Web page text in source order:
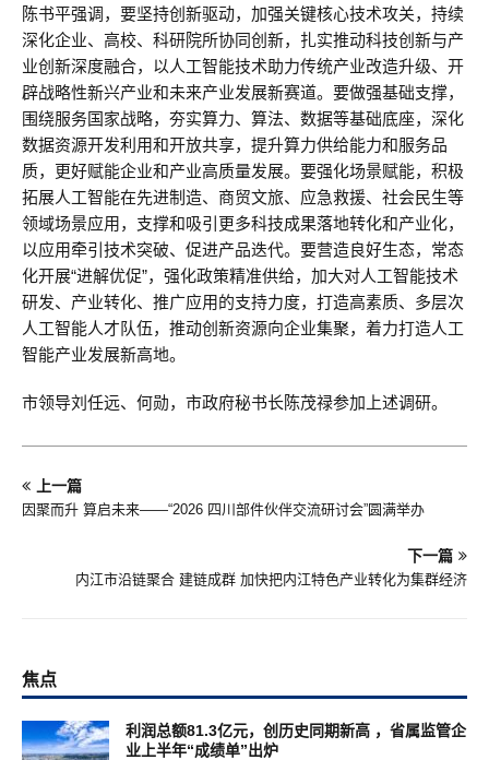
陈书平强调，要坚持创新驱动，加强关键核心技术攻关，持续
深化企业、高校、科研院所协同创新，扎实推动科技创新与产
业创新深度融合，以人工智能技术助力传统产业改造升级、开
辟战略性新兴产业和未来产业发展新赛道。要做强基础支撑，
围绕服务国家战略，夯实算力、算法、数据等基础底座，深化
数据资源开发利用和开放共享，提升算力供给能力和服务品
质，更好赋能企业和产业高质量发展。要强化场景赋能，积极
拓展人工智能在先进制造、商贸文旅、应急救援、社会民生等
领域场景应用，支撑和吸引更多科技成果落地转化和产业化，
以应用牵引技术突破、促进产品迭代。要营造良好生态，常态
化开展“进解优促”，强化政策精准供给，加大对人工智能技术
研发、产业转化、推广应用的支持力度，打造高素质、多层次
人工智能人才队伍，推动创新资源向企业集聚，着力打造人工
智能产业发展新高地。
市领导刘任远、何勋，市政府秘书长陈茂禄参加上述调研。
上一篇
因聚而升 算启未来——“2026 四川部件伙伴交流研讨会”圆满举办
下一篇
内江市沿链聚合 建链成群 加快把内江特色产业转化为集群经济
焦点
利润总额81.3亿元，创历史同期新高 ，省属监管企
业上半年“成绩单”出炉